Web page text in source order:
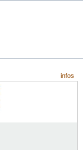
infos